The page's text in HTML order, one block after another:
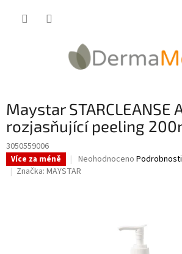
Maystar STARCLEANSE
rozjasňující peeling
3050559006
Více za méně
Průměrné
hodnocení
Neohodnoceno
Značka: MAYSTAR